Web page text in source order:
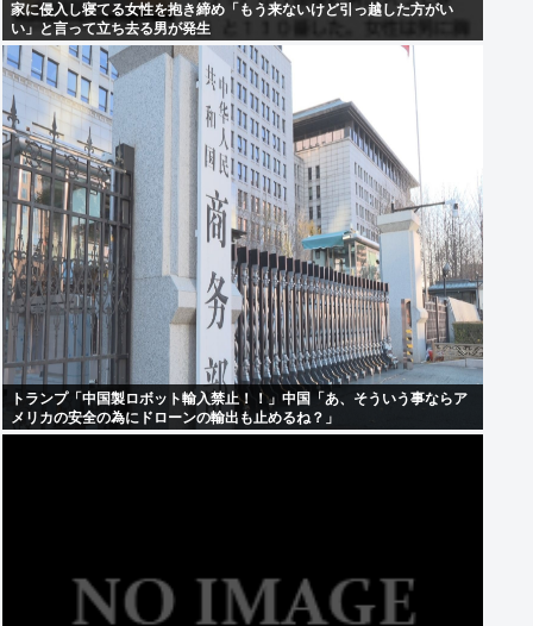
家に侵入し寝てる女性を抱き締め「もう来ないけど引っ越した方がい
い」と言って立ち去る男が発生
トランプ「中国製ロボット輸入禁止！！」中国「あ、そういう事ならア
メリカの安全の為にドローンの輸出も止めるね？」